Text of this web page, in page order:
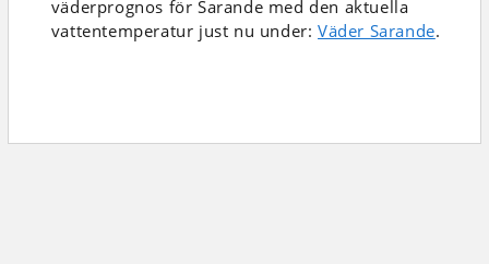
väderprognos för Sarande med den aktuella
vattentemperatur just nu under:Väder Sarande.